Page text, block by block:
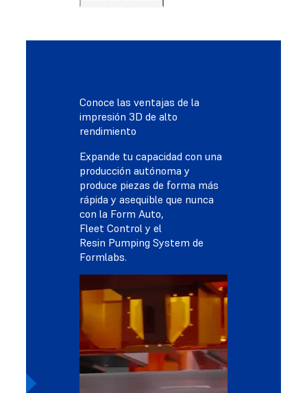
Conoce las ventajas de la
impresión 3D de alto
rendimiento
Expande tu capacidad con una
producción autónoma y
produce piezas de forma más
rápida y asequible que nunca
con la Form Auto,
Fleet Control y el
Resin Pumping System de
Formlabs.